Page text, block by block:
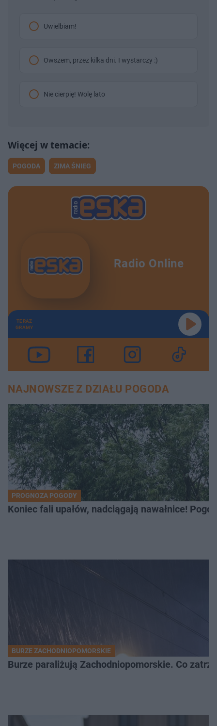
Uwielbiam!
Owszem, przez kilka dni. I wystarczy :)
Nie cierpię! Wolę lato
POGODA ZIMA ŚNIEG
Radio Online
TERAZ
GRAMY
NAJNOWSZE Z DZIAŁU POGODA
PROGNOZA POGODY
Koniec fali upałów, nadciągają nawałnice!
BURZE ZACHODNIOPOMORSKIE
Burze paraliżują Zachodniopomorskie. Co